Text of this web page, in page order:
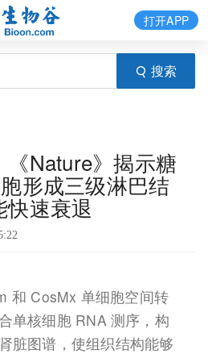
搜索
打开APP
Nature》揭示糖
形成三级淋巴结
速衰退
和 CosMx 单细胞空间转
单核细胞 RNA 测序，构
脏图谱，使组织结构能够